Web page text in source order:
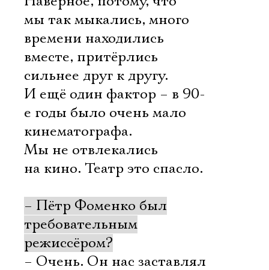
мы так мыкались, много
времени находились
вместе, притёрлись
сильнее друг к другу.
И ещё один фактор – в 90-
е годы было очень мало
кинематографа.
Мы не отвлекались
на кино. Театр это спасло.
– Пётр Фоменко был
требовательным
режиссёром?
– Очень. Он нас заставлял